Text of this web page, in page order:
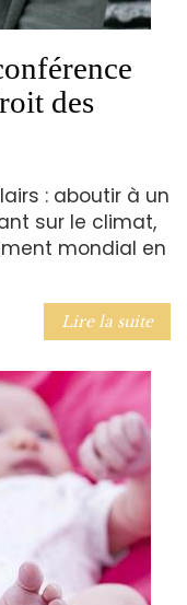
des
: aboutir à un
sur le climat,
mondial en
Lire la suite